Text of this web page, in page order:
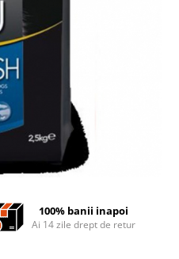
100% banii inapoi
Ai 14 zile drept de retur